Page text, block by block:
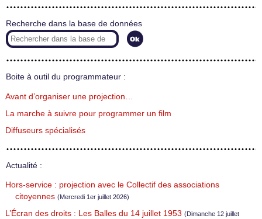
Recherche dans la base de données
Boite à outil du programmateur :
Avant d’organiser une projection…
La marche à suivre pour programmer un film
Diffuseurs spécialisés
Actualité :
Hors-service : projection avec le Collectif des associations
citoyennes (Mercredi 1er juillet 2026)
L’Écran des droits : Les Balles du 14 juillet 1953 (Dimanche 12 juillet